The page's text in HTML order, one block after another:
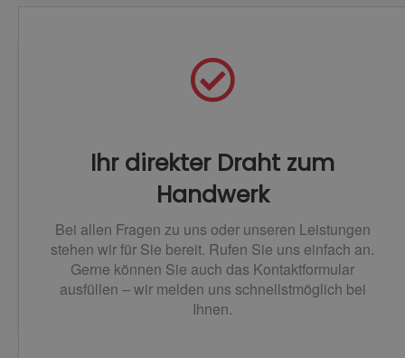
Ihr direkter Draht zum
Handwerk
Bei allen Fragen zu uns oder unseren Leistungen
stehen wir für Sie bereit. Rufen Sie uns einfach an.
Gerne können Sie auch das Kontaktformular
ausfüllen – wir melden uns schnellstmöglich bei
Ihnen.